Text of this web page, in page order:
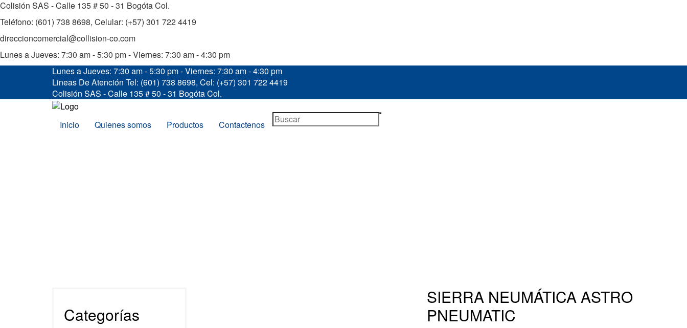
Colisión SAS - Calle 135 # 50 - 31 Bogóta Col.
Teléfono: (601) 738 8698, Celular: (+57) 301 722 4419
direccioncomercial@collision-co.com
Lunes a Jueves: 7:30 am - 5:30 pm - Viernes: 7:30 am - 4:30 pm
Lunes a Jueves: 7:30 am - 5:30 pm - Viernes: 7:30 am - 4:30 pm
Lineas De Atención Tel: (601) 738 8698, Cel: (+57) 301 722 4419
Colisión SAS - Calle 135 # 50 - 31 Bogóta Col.
Inicio Quienes somos Productos Contactenos
Categorías
SIERRA NEUMÁTICA ASTRO
PNEUMATIC